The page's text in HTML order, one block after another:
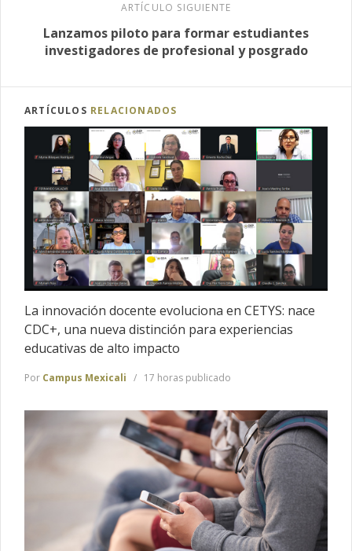
ARTÍCULO SIGUIENTE
Lanzamos piloto para formar estudiantes
investigadores de profesional y posgrado
ARTÍCULOS RELACIONADOS
La innovación docente evoluciona en CETYS: nace
CDC+, una nueva distinción para experiencias
educativas de alto impacto
Por Campus Mexicali 17 horas publicado